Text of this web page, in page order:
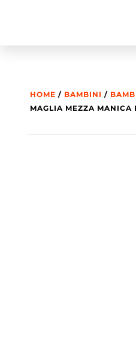
HOME / BAMBINI /
MAGLIA MEZZA MANICA